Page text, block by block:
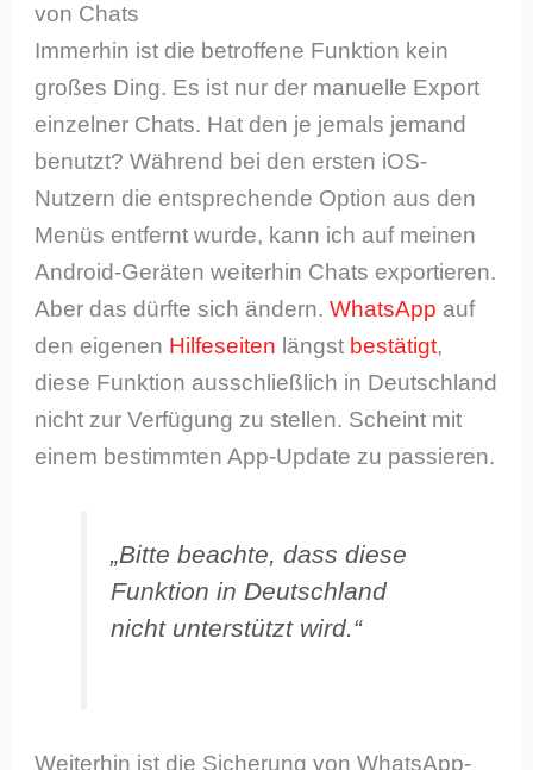
von Chats
Immerhin ist die betroffene Funktion kein
großes Ding. Es ist nur der manuelle Export
einzelner Chats. Hat den je jemals jemand
benutzt? Während bei den ersten iOS-
Nutzern die entsprechende Option aus den
Menüs entfernt wurde, kann ich auf meinen
Android-Geräten weiterhin Chats exportieren.
Aber das dürfte sich ändern.WhatsApp auf
den eigenen Hilfeseiten längst bestätigt,
diese Funktion ausschließlich in Deutschland
nicht zur Verfügung zu stellen. Scheint mit
einem bestimmten App-Update zu passieren.
„Bitte beachte, dass diese
Funktion in Deutschland
nicht unterstützt wird.“
Weiterhin ist die Sicherung von WhatsApp-